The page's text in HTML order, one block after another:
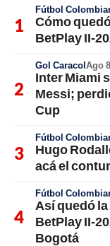
Fútbol
Cómo
BetPlay II-
Gol CaracolAgo 8
Inter Miami
Messi;
Cup
Fútbol
Hugo
acá el
Fútbol
Así quedó
BetPlay II-
Bogotá